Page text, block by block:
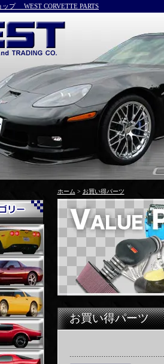
ップ WEST CORVETTE PARTS
ホーム > お買い得パーツ
お買い得パーツ